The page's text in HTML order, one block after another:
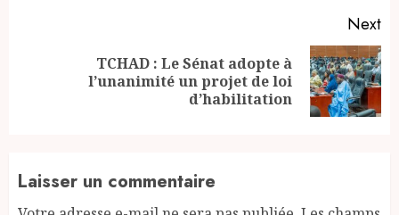
Next
TCHAD : Le Sénat adopte à
l’unanimité un projet de loi
d’habilitation
Laisser un commentaire